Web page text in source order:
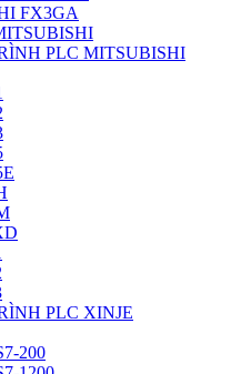
FX3GA
PLC MITSUBISHI
PLC XINJE
200